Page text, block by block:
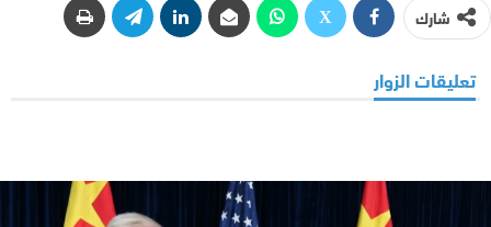
شارك
تعليقات الزوار